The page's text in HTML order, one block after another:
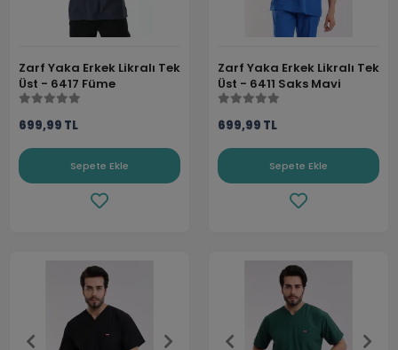
Zarf Yaka Erkek Likralı Tek
Üst - 6417 Füme
699,99 TL
Sepete Ekle
Zarf Yaka Erkek Likralı Tek
Üst - 6411 Saks Mavi
699,99 TL
Sepete Ekle